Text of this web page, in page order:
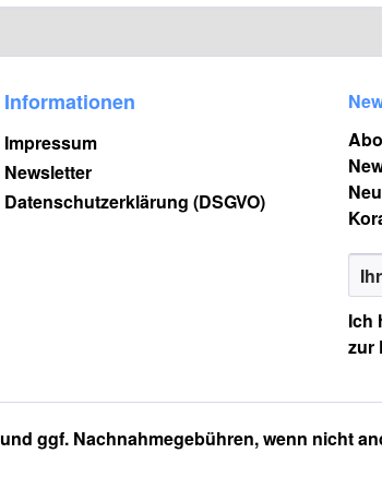
Informationen
Impressum
Newsletter
Datenschutzerklärung (DSGVO)
Ich
zur
und ggf. Nachnahmegebühren, wenn nicht